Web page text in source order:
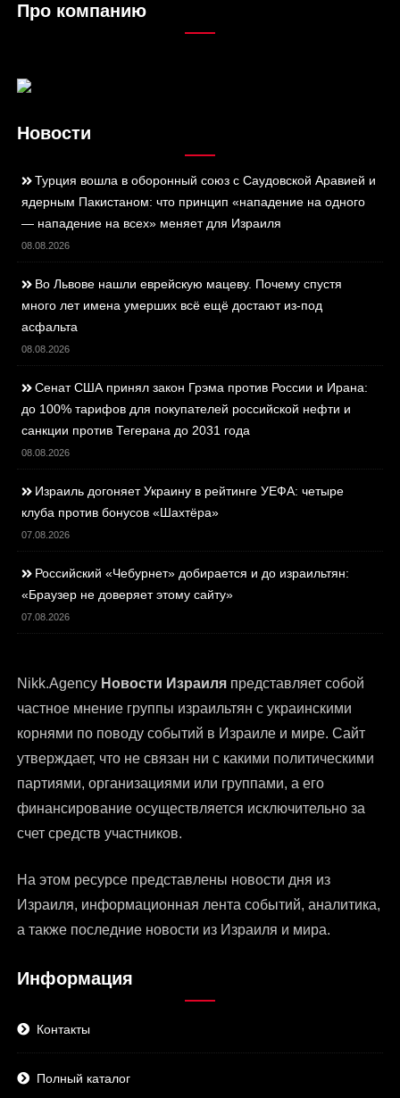
Про компанию
Новости
Турция вошла в оборонный союз с Саудовской Аравией и
ядерным Пакистаном: что принцип «нападение на одного
— нападение на всех» меняет для Израиля
08.08.2026
Во Львове нашли еврейскую мацеву. Почему спустя
много лет имена умерших всё ещё достают из-под
асфальта
08.08.2026
Сенат США принял закон Грэма против России и Ирана:
до 100% тарифов для покупателей российской нефти и
санкции против Тегерана до 2031 года
08.08.2026
Израиль догоняет Украину в рейтинге УЕФА: четыре
клуба против бонусов «Шахтёра»
07.08.2026
Российский «Чебурнет» добирается и до израильтян:
«Браузер не доверяет этому сайту»
07.08.2026
Nikk.Agency Новости Израиля представляет собой
частное мнение группы израильтян с украинскими
корнями по поводу событий в Израиле и мире. Сайт
утверждает, что не связан ни с какими политическими
партиями, организациями или группами, а его
финансирование осуществляется исключительно за
счет средств участников.
На этом ресурсе представлены новости дня из
Израиля, информационная лента событий, аналитика,
а также последние новости из Израиля и мира.
Информация
Контакты
Полный каталог